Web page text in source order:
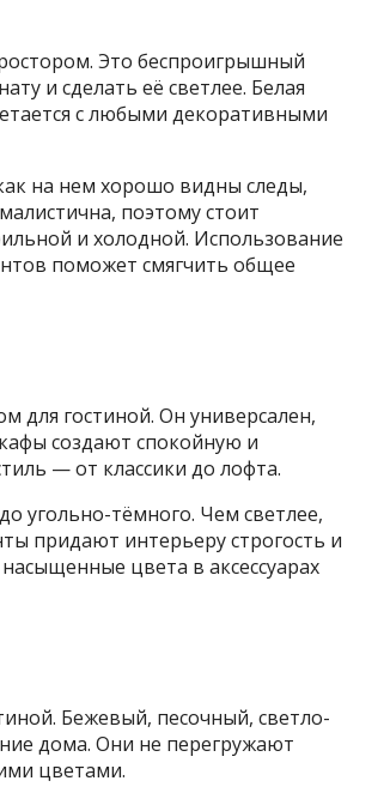
Это беспроигрышный
и сделать её светлее. Белая
с любыми декоративными
на нем хорошо видны следы,
поэтому стоит
и холодной. Использование
поможет смягчить общее
для гостиной. Он универсален,
создают спокойную и
— от классики до лофта.
угольно-тёмного. Чем светлее,
придают интерьеру строгость и
цвета в аксессуарах
Бежевый, песочный, светло-
дома. Они не перегружают
цветами.